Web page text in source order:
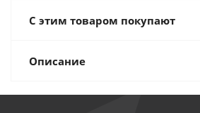
С этим товаром покупают
Описание